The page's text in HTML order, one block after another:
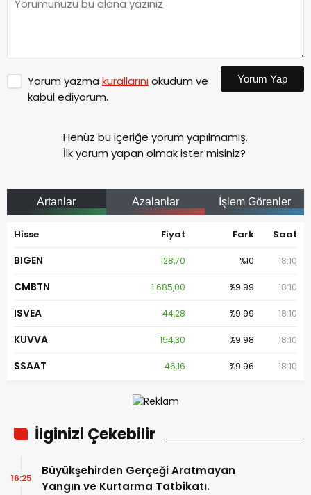
Yorum yazma kurallarınıokudum ve
kabul ediyorum.
Yorum Yap
Henüz bu içeriğe yorum yapılmamış.
İlk yorum yapan olmak ister misiniz?
Artanlar Azalanlar İşlem Görenler
Hisse Fiyat Fark Saat
BIGEN 128,70 %10 18:10
CMBTN 1.685,00 %9.99 18:10
ISVEA 44,28 %9.99 18:10
KUVVA 154,30 %9.98 18:10
SSAAT 46,16 %9.96 18:10
İlginizi Çekebilir
Büyükşehirden Gerçeği Aratmayan
Yangın ve Kurtarma Tatbikatı.
16:25